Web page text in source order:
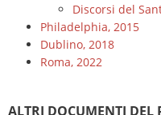
Discorsi del
Philadelphia, 2015
Dublino, 2018
Roma, 2022
ALTRI DOCUMENTI DEL